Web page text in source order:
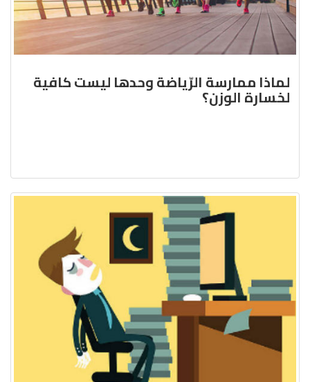
لماذا ممارسة الرّياضة وحدها ليست كافية
لخسارة الوزن؟